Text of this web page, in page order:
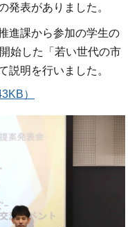
発表がありました。
進課から参加の学生の
始した「若い世代の市
説明を行いました。
）